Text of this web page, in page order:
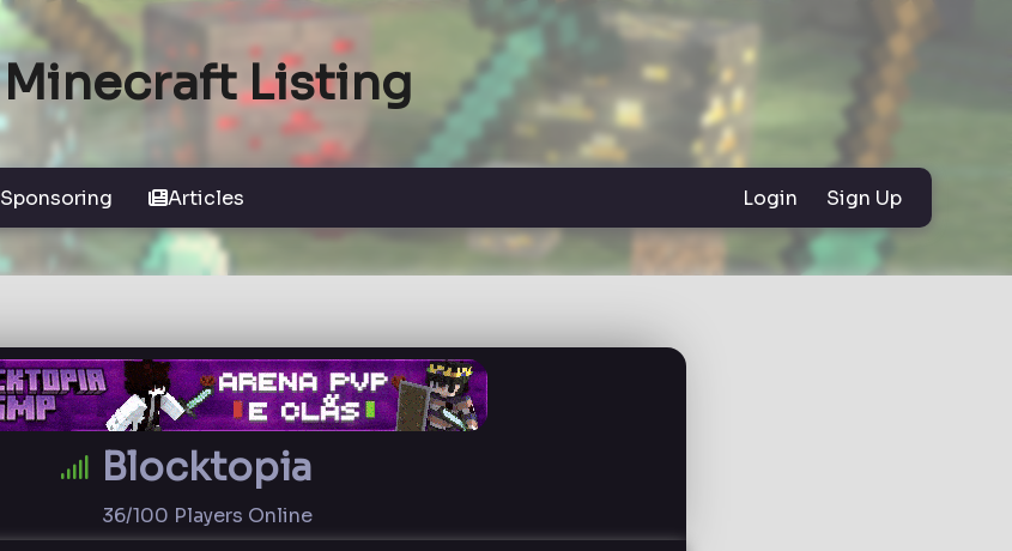
Minecraft Listing
Sponsoring Articles Login Sign Up
Blocktopia
36/100 Players Online